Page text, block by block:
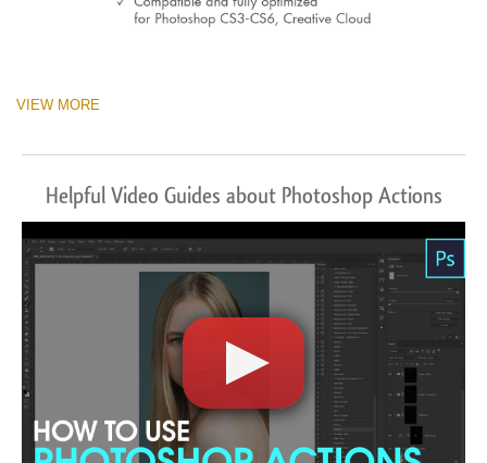
VIEW MORE
Helpful Video Guides about Photoshop Actions